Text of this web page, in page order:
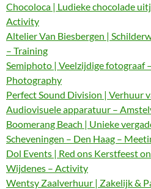
Chocoloca | Ludieke chocolade
Activity
Altelier Van Biesbergen |
– Training
Semiphoto | Veelzijdige fotograaf
Photography
Perfect Sound Division | Verhuur
Audiovisuele apparatuur –
Boomerang Beach | Unieke
Scheveningen – Den Haag –
Dol Events | Red ons Kerstfeest
Wijdenes – Activity
Wentsy Zaalverhuur | Zakelijk &